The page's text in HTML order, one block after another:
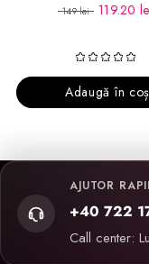
149 lei 119.20
Adaugă în coș
AJUTOR
+40 722
Call center: